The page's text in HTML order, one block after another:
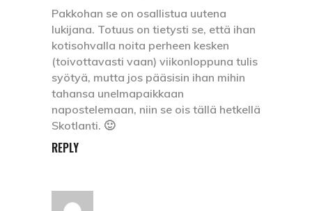
Pakkohan se on osallistua uutena
lukijana. Totuus on tietysti se, että ihan
kotisohvalla noita perheen kesken
(toivottavasti vaan) viikonloppuna tulis
syötyä, mutta jos pääsisin ihan mihin
tahansa unelmapaikkaan
napostelemaan, niin se ois tällä hetkellä
Skotlanti. 🙂
REPLY